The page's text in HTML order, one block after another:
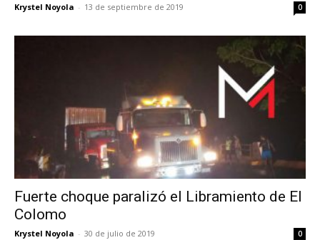
Krystel Noyola - 13 de septiembre de 2019 0
Fuerte choque paralizó el Libramiento de El
Colomo
Krystel Noyola - 30 de julio de 2019 0